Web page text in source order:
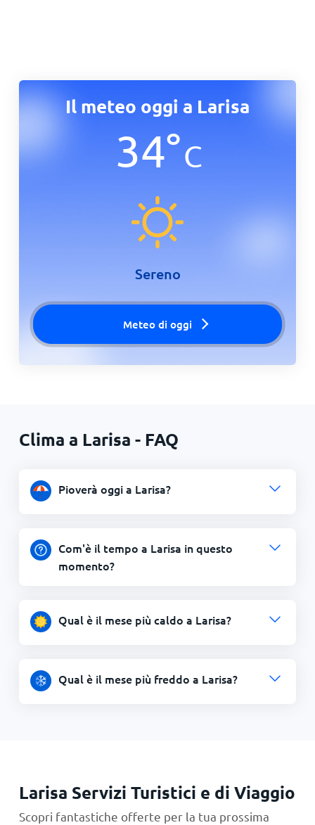
Il meteo oggi a Larisa
34°C
Sereno
Meteo di oggi
Clima a Larisa - FAQ
Pioverà oggi a Larisa?
Com'è il tempo a Larisa in questo
momento?
Qual è il mese più caldo a Larisa?
Qual è il mese più freddo a Larisa?
Larisa Servizi Turistici e di Viaggio
Scopri fantastiche offerte per la tua prossima